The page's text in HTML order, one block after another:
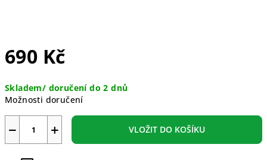
690 Kč
cena:
Skladem/ doručení do 2 dnů
Možnosti doručení
+
− VLOŽIT DO KOŠÍKU